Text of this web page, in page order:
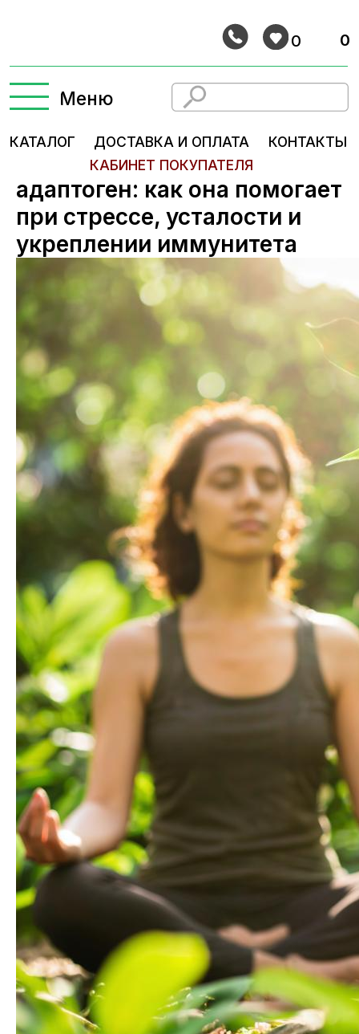
ДОСТАВКА И ОПЛАТА
КАТАЛОГ
0
КОНТАКТЫ
Меню
0
Ашваганда — натуральный
адаптоген: как она помогает
при стрессе, усталости и
укреплении иммунитета